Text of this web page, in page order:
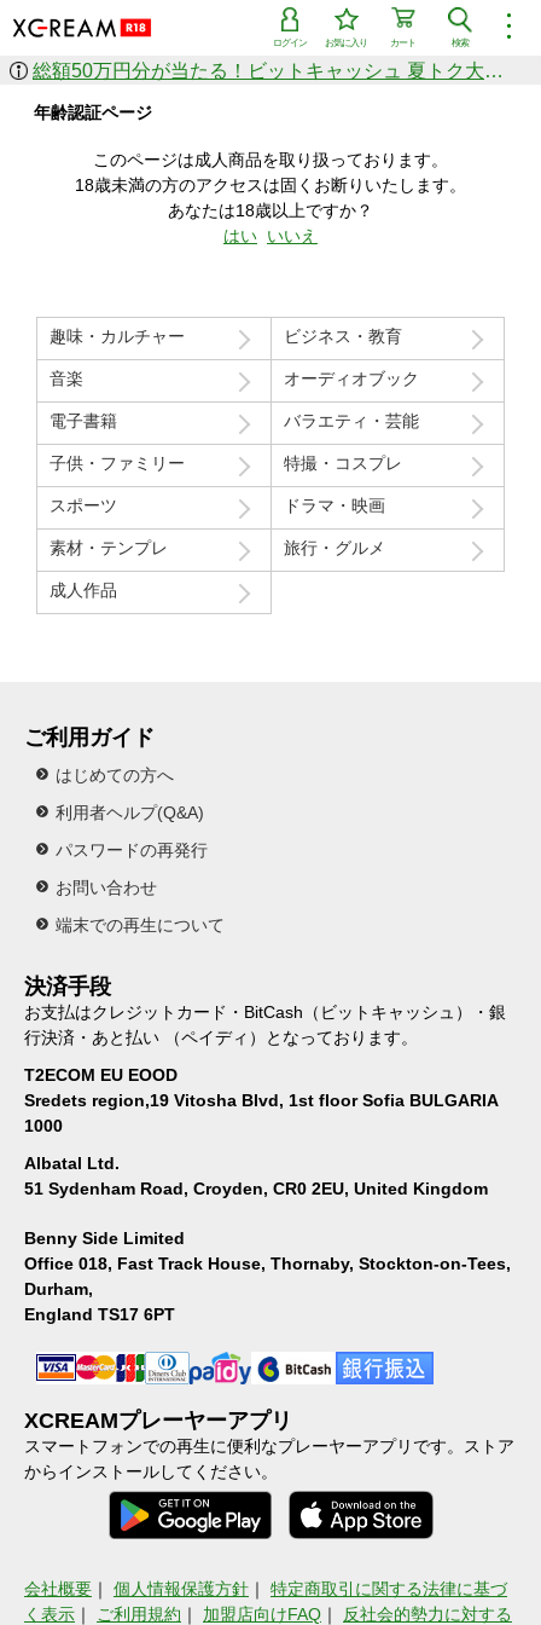
︙
検索
カート
お気に入り
ログイン
作品を探す
ジャンル
シリーズ
人気のセール中商品
新着セール中商品
すべての作品から探す
価格の安い順
価格の高い順
月間ランキング
年間ランキング
総額50万円分が当たる！ビットキャッシュ 夏トク大感謝祭
年齢認証ページ
このページは成人商品を取り扱っております。
18歳未満の方のアクセスは固くお断りいたします。
あなたは18歳以上ですか？
はい いいえ
趣味・カルチャー ビジネス・教育
音楽 オーディオブック
電子書籍 バラエティ・芸能
子供・ファミリー 特撮・コスプレ
スポーツ ドラマ・映画
素材・テンプレ 旅行・グルメ
成人作品
ご利用ガイド
はじめての方へ
利用者ヘルプ(Q&A)
パスワードの再発行
お問い合わせ
端末での再生について
決済手段
お支払はクレジットカード・BitCash（ビットキャッシュ）・銀
行決済・あと払い （ペイディ）となっております。
T2ECOM EU EOOD
Sredets region,19 Vitosha Blvd, 1st floor Sofia BULGARIA
1000
Albatal Ltd.
51 Sydenham Road, Croyden, CR0 2EU, United Kingdom
Benny Side Limited
Office 018, Fast Track House, Thornaby, Stockton-on-Tees,
Durham,
England TS17 6PT
XCREAMプレーヤーアプリ
スマートフォンでの再生に便利なプレーヤーアプリです。ストア
からインストールしてください。
会社概要 ｜ 個人情報保護方針 ｜ 特定商取引に関する法律に基づ
く表示 ｜ ご利用規約 ｜ 加盟店向けFAQ ｜ 反社会的勢力に対する